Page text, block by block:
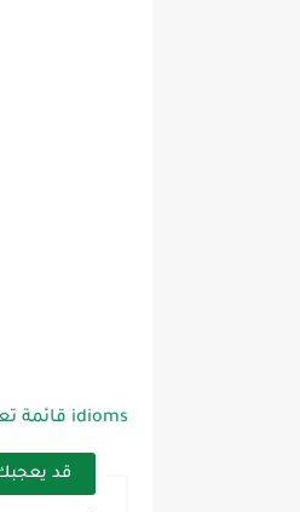
قائمة تعابير و عبارات اصطلاحية idioms
قد